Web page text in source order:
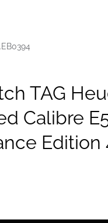
TAG
Calibre
Edition